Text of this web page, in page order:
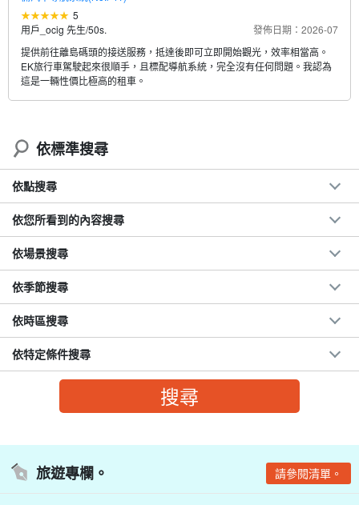
5
用戶_ocig 先生/50s.
發佈日期：2026-07
提供前往離島碼頭的接送服務，抵達後即可立即開始觀光，效率相當高。
EK旅行車駕駛起來很順手，且標配導航系統，完全沒有任何問題。我認為
這是一輛性價比極高的租車。
依標準搜尋
依點搜尋
依您所看到的內容搜尋
依場景搜尋
依季節搜尋
依時區搜尋
依特定條件搜尋
旅遊專欄。 請參閱清單。